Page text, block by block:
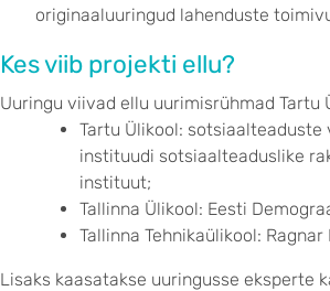
originaaluuringud lahenduste
Kes viib projekti ellu?
Uuringu viivad ellu uurimisrühmad Tartu
Tartu Ülikool:
instituudi sotsiaalteaduslike
instituut;
Tallinna Ülikool: Eesti
Tallinna Tehnikaülikool:
Lisaks kaasatakse uuringusse eksperte